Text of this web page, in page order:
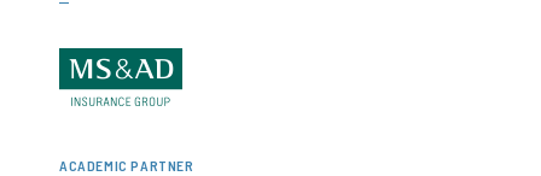
ACADEMIC PARTNER